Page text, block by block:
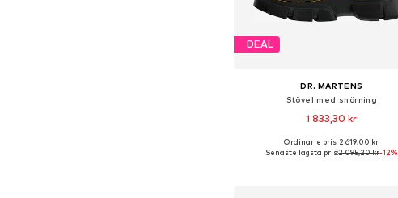
DEAL
DR. MARTENS
Stövel med snörning
1 833,30 kr
Tillgänglig i många storlekar
Ordinarie pris: 2 619,00 kr
Senaste lägsta pris:2 095,20 kr-12%